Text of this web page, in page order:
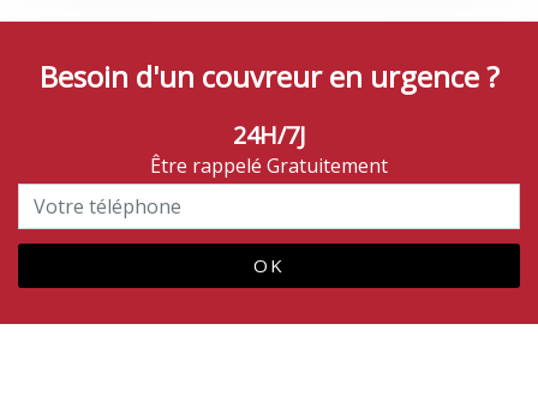
Besoin d'un couvreur en urgence ?
24H/7J
Être rappelé Gratuitement